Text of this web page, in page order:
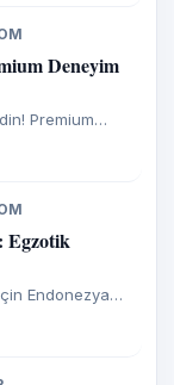
Deneyim
Premium
ürün
teslimatı ile
Egzotik
Endonezya
profilleri, orijinal